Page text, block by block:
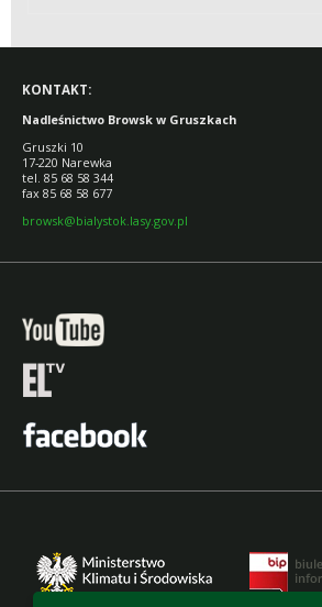
KONTAKT:
Nadleśnictwo Browsk w Gruszkach
Gruszki 10
17-220 Narewka
tel. 85 68 58 344
fax 85 68 58 677
browsk@bialystok.lasy.gov.pl